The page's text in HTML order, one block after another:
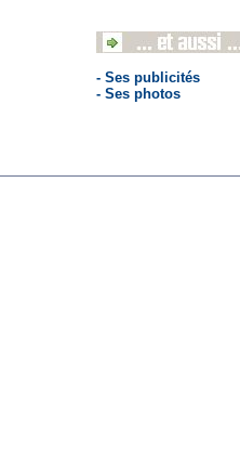
- Ses publicités
- Ses photos